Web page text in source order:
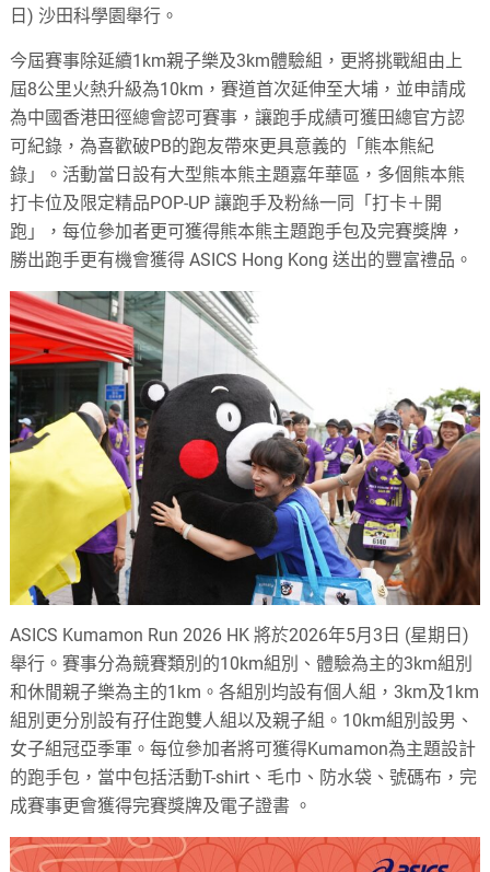
日) 沙田科學園舉行。
今屆賽事除延續1km親子樂及3km體驗組，更將挑戰組由上
屆8公里火熱升級為10km，賽道首次延伸至大埔，並申請成
為中國香港田徑總會認可賽事，讓跑手成績可獲田總官方認
可紀錄，為喜歡破PB的跑友帶來更具意義的「熊本熊紀
錄」。活動當日設有大型熊本熊主題嘉年華區，多個熊本熊
打卡位及限定精品POP-UP 讓跑手及粉絲一同「打卡＋開
跑」，每位參加者更可獲得熊本熊主題跑手包及完賽獎牌，
勝出跑手更有機會獲得 ASICS Hong Kong 送出的豐富禮品。
ASICS Kumamon Run 2026 HK 將於2026年5月3日 (星期日)
舉行。賽事分為競賽類別的10km組別、體驗為主的3km組別
和休閒親子樂為主的1km。各組別均設有個人組，3km及1km
組別更分別設有孖住跑雙人組以及親子組。10km組別設男、
女子組冠亞季軍。每位參加者將可獲得Kumamon為主題設計
的跑手包，當中包括活動T-shirt、毛巾、防水袋、號碼布，完
成賽事更會獲得完賽獎牌及電子證書 。